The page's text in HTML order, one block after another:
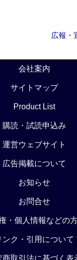
広報・
会社案内
サイトマップ
Product List
購読・試読申込み
運営ウェブサイト
広告掲載について
お知らせ
お問合せ
・個人情報などの
ンク・引用について